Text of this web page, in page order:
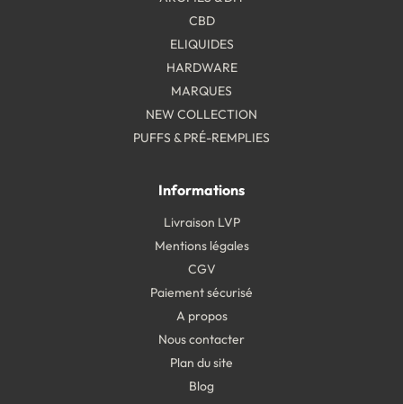
CBD
ELIQUIDES
HARDWARE
MARQUES
NEW COLLECTION
PUFFS & PRÉ-REMPLIES
Informations
Livraison LVP
Mentions légales
CGV
Paiement sécurisé
A propos
Nous contacter
Plan du site
Blog